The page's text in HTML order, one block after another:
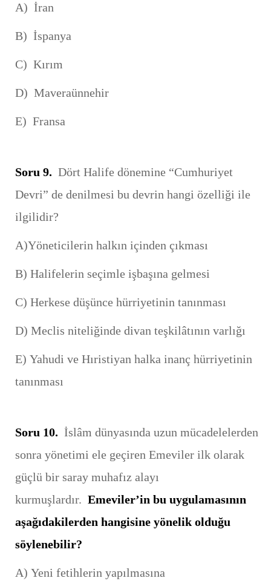
A) İran
B) İspanya
C) Kırım
D) Maveraünnehir
E) Fransa
Soru 9. Dört Halife dönemine “Cumhuriyet
Devri” de denilmesi bu devrin hangi özelliği ile
ilgilidir?
A)Yöneticilerin halkın içinden çıkması
B) Halifelerin seçimle işbaşına gelmesi
C) Herkese düşünce hürriyetinin tanınması
D) Meclis niteliğinde divan teşkilâtının varlığı
E) Yahudi ve Hıristiyan halka inanç hürriyetinin
tanınması
Soru 10. İslâm dünyasında uzun mücadelelerden
sonra yönetimi ele geçiren Emeviler ilk olarak
güçlü bir saray muhafız alayı
kurmuşlardır. Emeviler’in bu uygulamasının
aşağıdakilerden hangisine yönelik olduğu
söylenebilir?
A) Yeni fetihlerin yapılmasına